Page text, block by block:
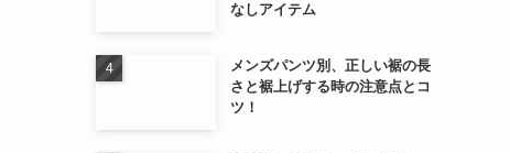
なしアイテム
メンズパンツ別、正しい裾の長
さと裾上げする時の注意点とコ
ツ！